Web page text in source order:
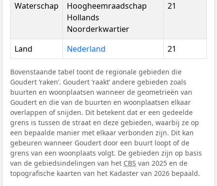
Waterschap
Hoogheemraadschap
Hollands
Noorderkwartier
21
Land Nederland 21
Bovenstaande tabel toont de regionale gebieden die
Goudert ‘raken’. Goudert ‘raakt’ andere gebieden zoals
buurten en woonplaatsen wanneer de geometrieën van
Goudert en die van de buurten en woonplaatsen elkaar
overlappen of snijden. Dit betekent dat er een gedeelde
grens is tussen de straat en deze gebieden, waarbij ze op
een bepaalde manier met elkaar verbonden zijn. Dit kan
gebeuren wanneer Goudert door een buurt loopt of de
grens van een woonplaats volgt. De gebieden zijn op basis
van de gebiedsindelingen van het CBS van 2025 en de
topografische kaarten van het Kadaster van 2026 bepaald.